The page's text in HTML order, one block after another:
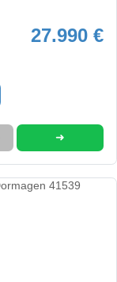
27.990 €
➜